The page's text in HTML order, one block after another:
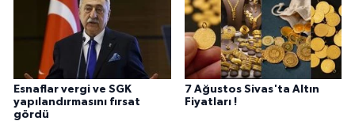
Esnaflar vergi ve SGK
yapılandırmasını fırsat
gördü
7 Ağustos Sivas'ta Altın
Fiyatları !